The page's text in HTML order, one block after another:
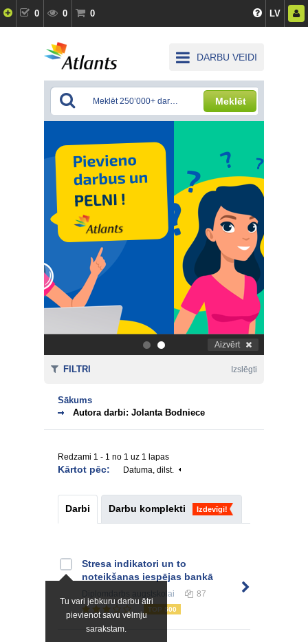
0 0 0 LV
DARBU VEIDI
Meklēt
. Aizvērt
Sākums
Autora darbi: Jolanta Bodniece
Redzami 1 - 1 no 1 uz 1 lapas
Kārtot pēc: Datuma, dilst.
Darbi Darbu komplekti Izdevīgi!
Tu vari jebkuru darbu ātri
pievienot savu vēlmju
sarakstam.
Stresa indikatori un to
noteikšanas iespējas bankā
augstskolai 87
TOP 500
FILTRI Izslēgti